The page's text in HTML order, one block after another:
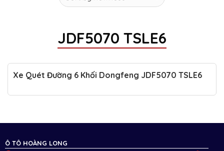
JDF5070 TSLE6
Xe Quét Đường 6 Khối Dongfeng JDF5070 TSLE6
Ô TÔ HOÀNG LONG